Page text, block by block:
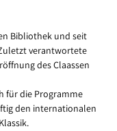
Bibliothek und seit
verantwortete
des Claassen
für die Programme
den internationalen